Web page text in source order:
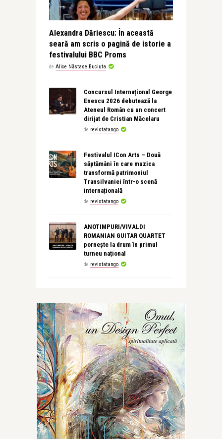
Alexandra Dăriescu: În această
seară am scris o pagină de istorie a
festivalului BBC Proms
de Alice Năstase Buciuta
Concursul Internațional George
Enescu 2026 debutează la
Ateneul Român cu un concert
dirijat de Cristian Măcelaru
de revistatango
Festivalul ICon Arts – Două
săptămâni în care muzica
transformă patrimoniul
Transilvaniei într-o scenă
internațională
de revistatango
ANOTIMPURI/VIVALDI
ROMANIAN GUITAR QUARTET
pornește la drum în primul
turneu național
de revistatango